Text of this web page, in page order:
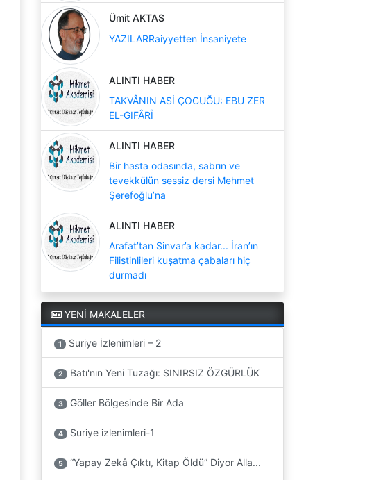
Ümit AKTAS
YAZILARRaiyyetten İnsaniyete
ALINTI HABER
TAKVÂNIN ASİ ÇOCUĞU: EBU ZER
EL-GIFÂRÎ
ALINTI HABER
Bir hasta odasında, sabrın ve
tevekkülün sessiz dersi Mehmet
Şerefoğlu’na
ALINTI HABER
Arafat’tan Sinvar’a kadar... İran’ın
Filistinlileri kuşatma çabaları hiç
durmadı
YENİ MAKALELER
1 Suriye İzlenimleri – 2
2 Batı'nın Yeni Tuzağı: SINIRSIZ ÖZGÜRLÜK
3 Göller Bölgesinde Bir Ada
4 Suriye izlenimleri-1
5 “Yapay Zekâ Çıktı, Kitap Öldü” Diyor Alla...